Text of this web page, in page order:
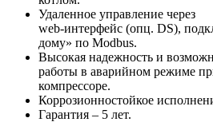
Удаленное управление через
web-интерфейс (опц. DS),
дому» по Modbus.
Высокая надежность и
работы в аварийном режиме
компрессоре.
Коррозионностойкое
Гарантия – 5 лет.